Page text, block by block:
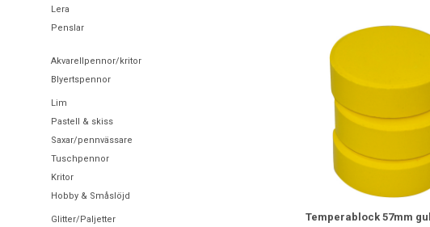
Lera
Penslar
Akvarellpennor/kritor
Blyertspennor
Lim
Pastell & skiss
Saxar/pennvässare
Tuschpennor
Kritor
Hobby & Småslöjd
Glitter/Paljetter
Temperablock 57mm